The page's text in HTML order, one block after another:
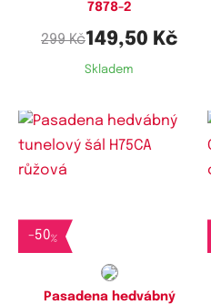
7878-2
299 Kč149,50 Kč
Skladem
-50%
Pasadena hedvábný